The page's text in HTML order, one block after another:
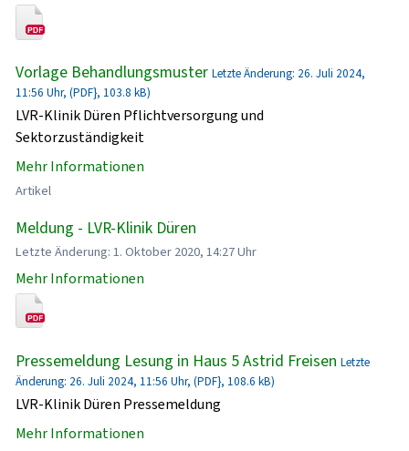
Vorlage Behandlungsmuster Letzte Änderung: 26. Juli 2024,
11:56 Uhr, (PDF}, 103.8 kB)
LVR-Klinik Düren Pflichtversorgung und
Sektorzuständigkeit
Mehr Informationen
Artikel
Meldung - LVR-Klinik Düren
Letzte Änderung: 1. Oktober 2020, 14:27 Uhr
Mehr Informationen
Pressemeldung Lesung in Haus 5 Astrid Freisen Letzte
Änderung: 26. Juli 2024, 11:56 Uhr, (PDF}, 108.6 kB)
LVR-Klinik Düren Pressemeldung
Mehr Informationen